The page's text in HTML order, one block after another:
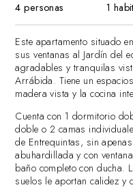
4 personas 1
Este apartamento situado
sus ventanas al Jardín del
agradables y tranquilas
Arrábida. Tiene un
madera vista y la cocina
Cuenta con 1 dormitorio
doble o 2 camas
de Entrequintas, sin
abuhardillada y con
baño completo con ducha.
suelos le aportan calidez y